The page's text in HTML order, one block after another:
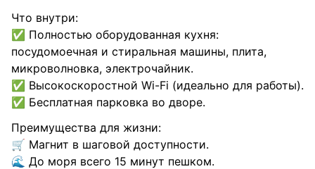
Что внутри:
✅ Полностью оборудованная кухня:
посудомоечная и стиральная машины, плита,
микроволновка, электрочайник.
✅ Высокоскоростной Wi-Fi (идеально для работы).
✅ Бесплатная парковка во дворе.
Преимущества для жизни:
🛒 Магнит в шаговой доступности.
🌊 До моря всего 15 минут пешком.